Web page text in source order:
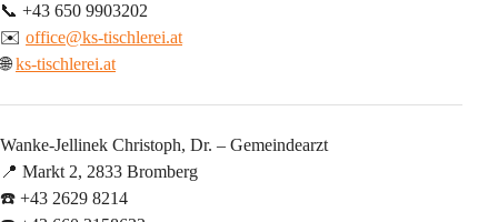
📞 +43 650 9903202
✉️ office@ks-tischlerei.at
🌐 ks-tischlerei.at
Wanke-Jellinek Christoph, Dr. – Gemeindearzt
📍 Markt 2, 2833 Bromberg
☎️ +43 2629 8214